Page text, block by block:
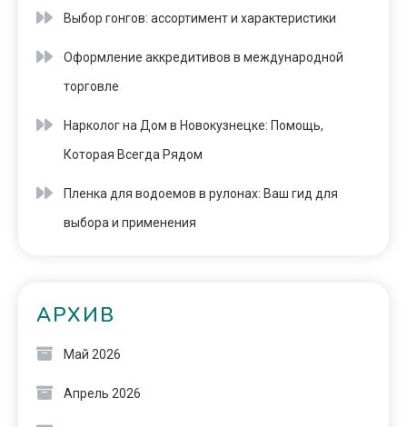
Выбор гонгов: ассортимент и характеристики
Оформление аккредитивов в международной
торговле
Нарколог на Дом в Новокузнецке: Помощь,
Которая Всегда Рядом
Пленка для водоемов в рулонах: Ваш гид для
выбора и применения
АРХИВ
Май 2026
Апрель 2026